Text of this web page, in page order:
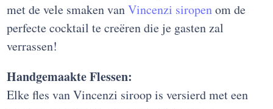
met de vele smaken vanVincenzi siropenom de
perfecte cocktail te creëren die je gasten zal
verrassen!
Handgemaakte Flessen:
Elke fles van Vincenzi siroop is versierd met een